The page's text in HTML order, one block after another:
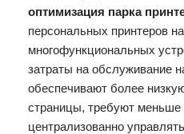
оптимизация парка
персональных принтеров
многофункциональных
затраты на обслуживание
обеспечивают более
страницы, требуют меньше
централизованно